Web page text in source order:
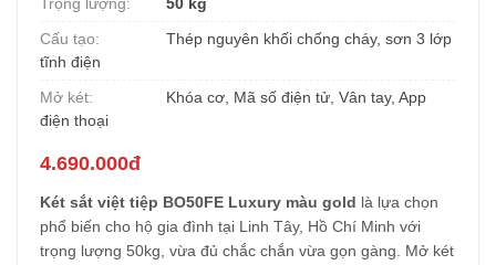
Cấu tạo:
Thép nguyên khối chống cháy, sơn 3 lớp
tĩnh điện
Mở két:
Khóa cơ, Mã số điện tử, Vân tay, App
điện thoại
4.690.000đ
Két sắt việt tiệp BO50FE Luxury màu gold là lựa chọn
phổ biến cho hộ gia đình tại Linh Tây, Hồ Chí Minh với
trọng lượng 50kg, vừa đủ chắc chắn vừa gọn gàng. Mở két